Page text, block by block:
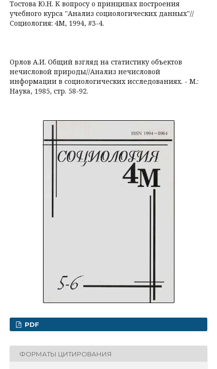
Тостова Ю.Н. К вопросу о принципах построения
учебного курса "Анализ социологических данных"//
Социология: 4М, 1994, #3-4.
Орлов А.И. Общий взгляд на статистику объектов
нечисловой природы//Анализ нечисловой
информации в социологических исследованиях. - М.:
Наука, 1985, стр. 58-92.
PDF
ФОРМАТЫ ЦИТИРОВАНИЯ